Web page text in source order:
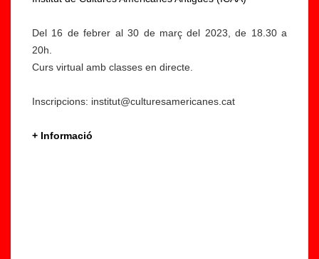
Del 16 de febrer al 30 de març del 2023, de 18.30 a
20h.
Curs virtual amb classes en directe.
Inscripcions: institut@culturesamericanes.cat
+ Informació